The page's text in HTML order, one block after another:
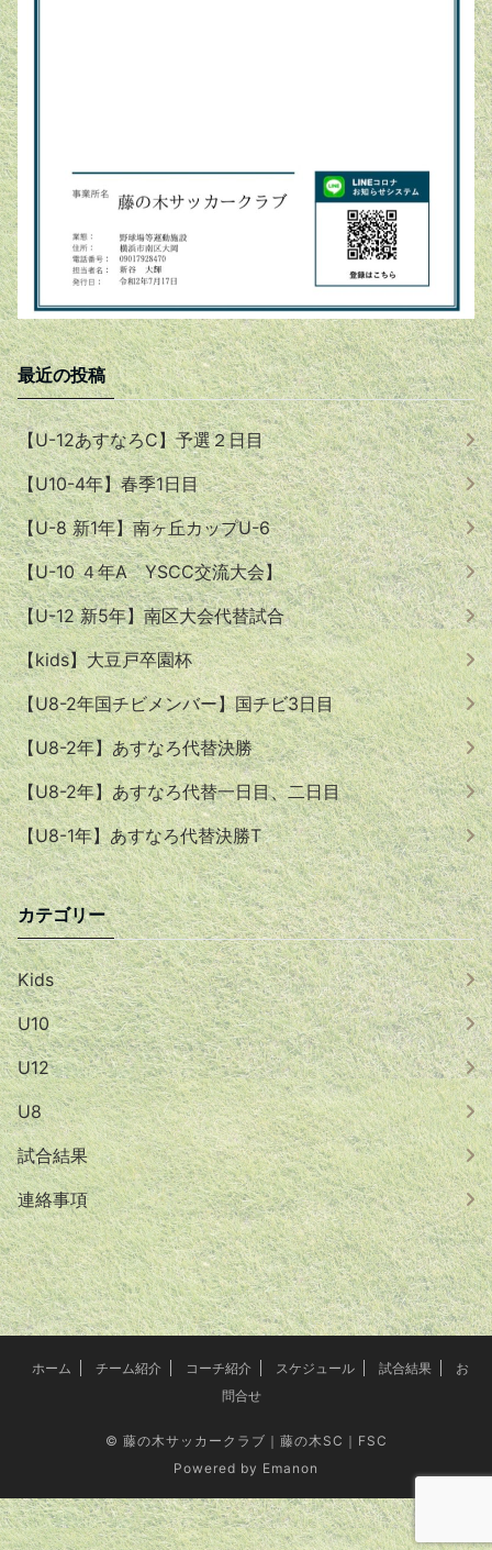
最近の投稿
【U-12あすなろC】予選２日目
【U10-4年】春季1日目
【U-8 新1年】南ヶ丘カップU-6
【U-10 ４年A YSCC交流大会】
【U-12 新5年】南区大会代替試合
【kids】大豆戸卒園杯
【U8-2年国チビメンバー】国チビ3日目
【U8-2年】あすなろ代替決勝
【U8-2年】あすなろ代替一日目、二日目
【U8-1年】あすなろ代替決勝T
カテゴリー
Kids
U10
U12
U8
試合結果
連絡事項
ホーム チーム紹介 コーチ紹介 スケジュール 試合結果
お
問合せ
© 藤の木サッカークラブ｜藤の木SC｜FSC
Powered by Emanon